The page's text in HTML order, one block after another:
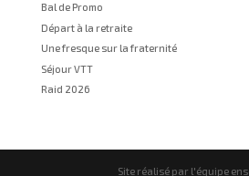
Bal de Promo
Départ à la retraite
Une fresque sur la fraternité
Séjour VTT
Raid 2026
Site réalisé par l'équipe